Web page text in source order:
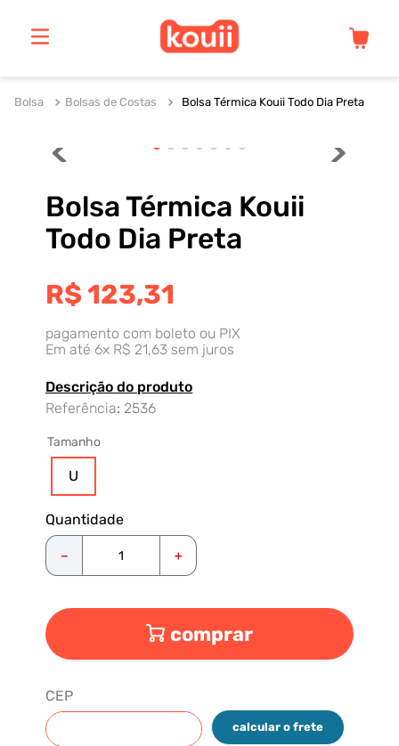
Bolsa Bolsas de Costas Bolsa Térmica Kouii Todo Dia Preta
Bolsa Térmica Kouii
Todo Dia Preta
R$123,31
pagamento com boleto ou PIX
Em até 6x R$ 21,63 sem juros
Descrição do produto
Referência: 2536
Tamanho
U
Quantidade
＋
－
comprar
CEP
calcular o frete